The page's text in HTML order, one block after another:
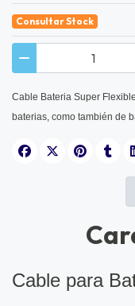
Consultar Stock
Cable Bateria Super
baterias, como también de
Cable para